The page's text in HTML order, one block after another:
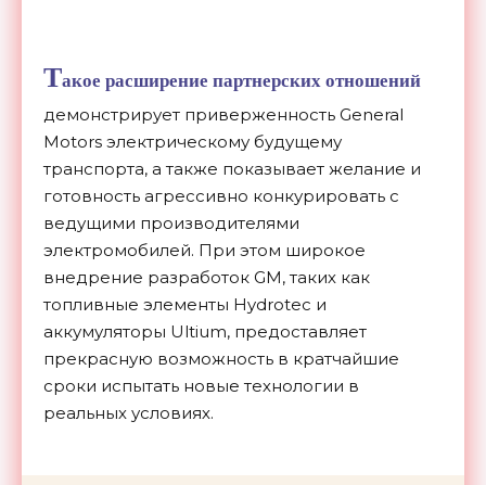
Такое расширение партнерских отношений
демонстрирует приверженность General
Motors электрическому будущему
транспорта, а также показывает желание и
готовность агрессивно конкурировать с
ведущими производителями
электромобилей. При этом широкое
внедрение разработок GM, таких как
топливные элементы Hydrotec и
аккумуляторы Ultium, предоставляет
прекрасную возможность в кратчайшие
сроки испытать новые технологии в
реальных условиях.